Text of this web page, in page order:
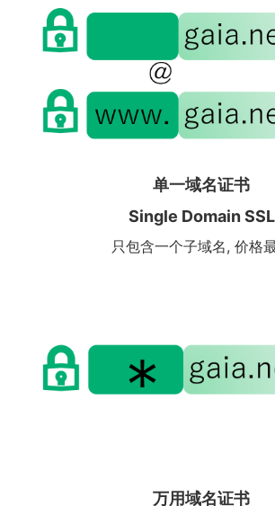
单一域名证书
Single Domain SSL
只包含一个子域名, 价格
万用域名证书